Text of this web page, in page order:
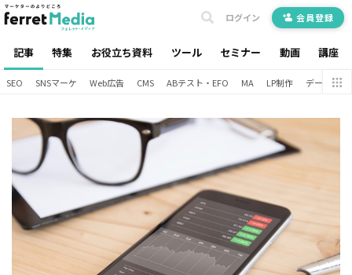
記事 特集 お役立ち資料 ツール セミナー 動画 講座
ログイン 会員登録
SEO SNSマーケ Web広告 CMS ABテスト・EFO MA LP制作 データ分析